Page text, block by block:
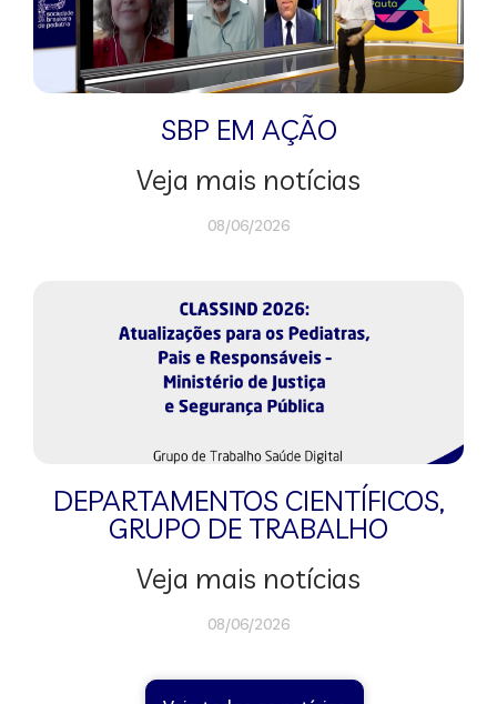
SBP EM AÇÃO
Veja mais notícias
08/06/2026
DEPARTAMENTOS CIENTÍFICOS,
GRUPO DE TRABALHO
Veja mais notícias
08/06/2026